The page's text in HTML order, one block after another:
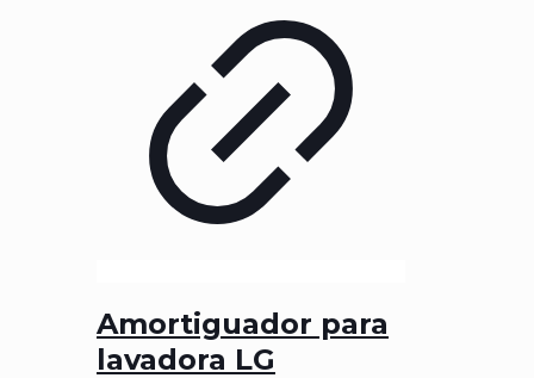
Amortiguador para
lavadora LG